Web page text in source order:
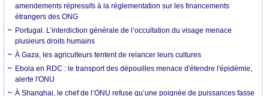
amendements répressifs à la réglementation sur les financements
étrangers des ONG
Portugal. L’interdiction générale de l’occultation du visage menace
plusieurs droits humains
À Gaza, les agriculteurs tentent de relancer leurs cultures
Ebola en RDC : le transport des dépouilles menace d'étendre l'épidémie,
alerte l'ONU
À Shanghai, le chef de l’ONU refuse qu’une poignée de puissances fasse